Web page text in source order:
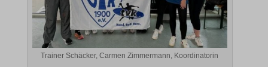
Trainer Schäcker, Carmen Zimmermann, Koordinatorin